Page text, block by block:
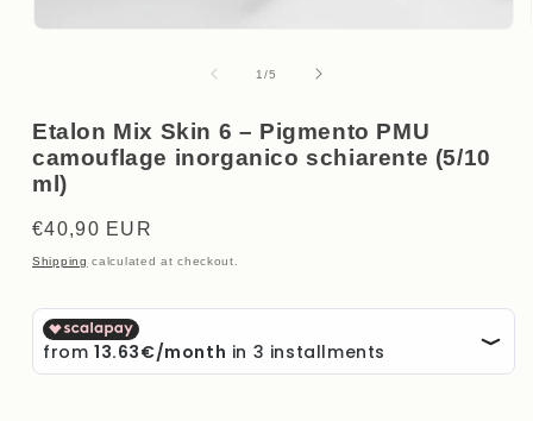
1/of
5
Etalon Mix Skin 6 – Pigmento PMU
camouflage inorganico schiarente (5/10
ml)
Regular
price
€40,90 EUR
Shipping calculated at checkout.